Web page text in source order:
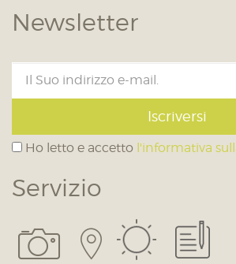
Newsletter
Iscriversi
Ho letto e accetto l'informativa
Servizio